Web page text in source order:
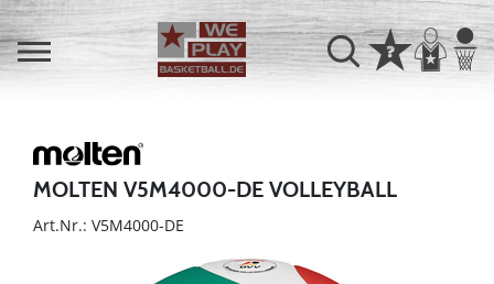
MOLTEN V5M4000-DE VOLLEYBALL
Art.Nr.: V5M4000-DE